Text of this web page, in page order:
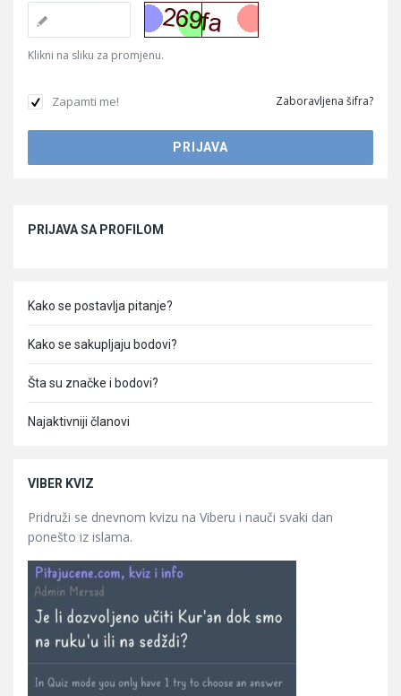
Klikni na sliku za promjenu.
Zapamti me! Zaboravljena šifra?
PRIJAVA SA PROFILOM
Kako se postavlja pitanje?
Kako se sakupljaju bodovi?
Šta su značke i bodovi?
Najaktivniji članovi
VIBER KVIZ
Pridruži se dnevnom kvizu na Viberu i nauči svaki dan
ponešto iz islama.